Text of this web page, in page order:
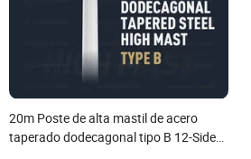
50m
20m Poste de alta mastil de acero
taperado dodecagonal tipo B 12-Sided